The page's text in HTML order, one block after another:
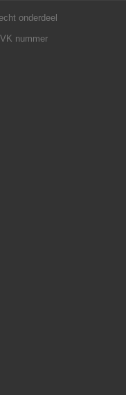
onderdeel
nummer